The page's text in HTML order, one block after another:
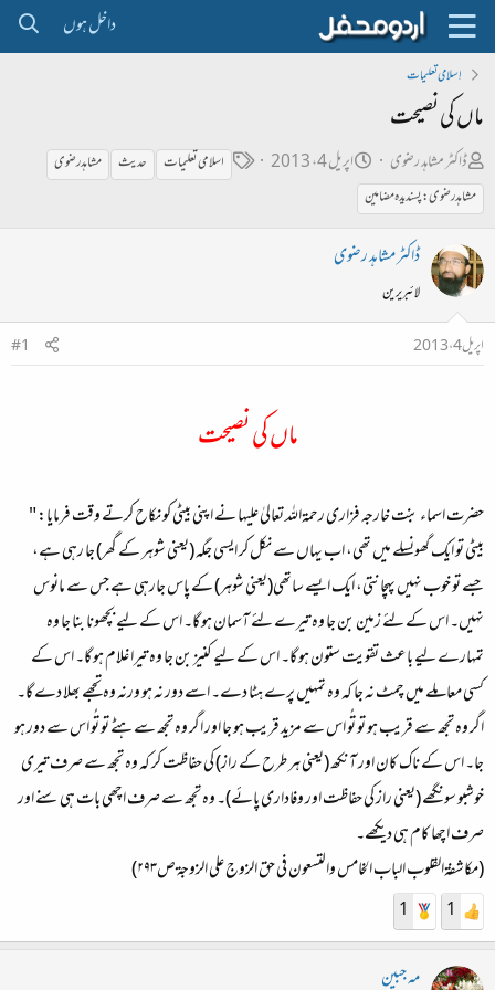
داخل ہوں
اِسلامی تعلیمات
ماں کی نصیحت
ص
ا
ح
ب
ل
ڑ
ی
ڈاکٹر مشاہد رضوی
ت
ی
ا
اپریل 4، 2013 اسلامی تعلیمات حدیث
مشاہدرضوی
مشاہدرضوی: پسندیدہ مضامین
ڈاکٹر مشاہد رضوی
لائبریرین
اپریل 4، 2013
#1
ماں کی نصیحت
حضرت اسماء بنت خارجہ فزاری رحمۃاللہ تعالیٰ علیہا نے اپنی بیٹی کو نکاح کرتے وقت فرمایا: "
بیٹی تو ایک گھونسلے میں تھی، اب یہاں سے نکل کر ایسی جگہ (یعنی شوہر کے گھر) جا رہی ہے،
جسے تو خوب نہیں پہچانتی، ایک ایسے ساتھی(یعنی شوہر) کے پاس جارہی ہے جس سے مانوس
نہیں۔ اس کے لئے زمین بن جا وہ تیرے لئے آسمان ہو گا۔ اس کے لیے بچھونا بنا جا وہ
تمہارے لیے باعث تقویت ستون ہو گا۔ اس کے لیے کنیز بن جا وہ تیرا غلام ہو گا۔ اس کے
کسی معاملے میں چمٹ نہ جا کہ وہ تمہیں پرے ہٹا دے۔ اسے دور نہ ہو ورنہ وہ تجھے بھلا دے گا۔
اگر وہ تجھ سے قریب ہو تو تُو اس سے مزید قریب ہو جا اور اگر وہ تجھ سے ہٹے تو تُو اس سے دور ہو
جا۔ اس کے ناک کان اور آنکھ (یعنی ہر طرح کے راز) کی حفاظت کر کہ وہ تجھ سے صرف تیری
خوشبو سونگھے (یعنی راز کی حفاظت اور وفاداری پائے)۔ وہ تجھ سے صرف اچھی بات ہی سنے اور
صرف اچھا کام ہی دیکھے۔
(مکاشفۃالقلوب الباب الخامس والتسعون فی حق الزوج علی الزوجۃ ص۲۹۳)
1
1
مہ جبین